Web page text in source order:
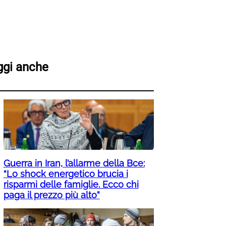
anche
Guerra in Iran, l’allarme della Bce:
“Lo shock energetico brucia i
risparmi delle famiglie. Ecco chi
paga il prezzo più alto”